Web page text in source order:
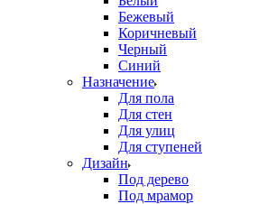
Бежевый
Коричневый
Черный
Синий
Назначение
Для пола
Для стен
Для улиц
Для ступеней
Дизайн
Под дерево
Под мрамор